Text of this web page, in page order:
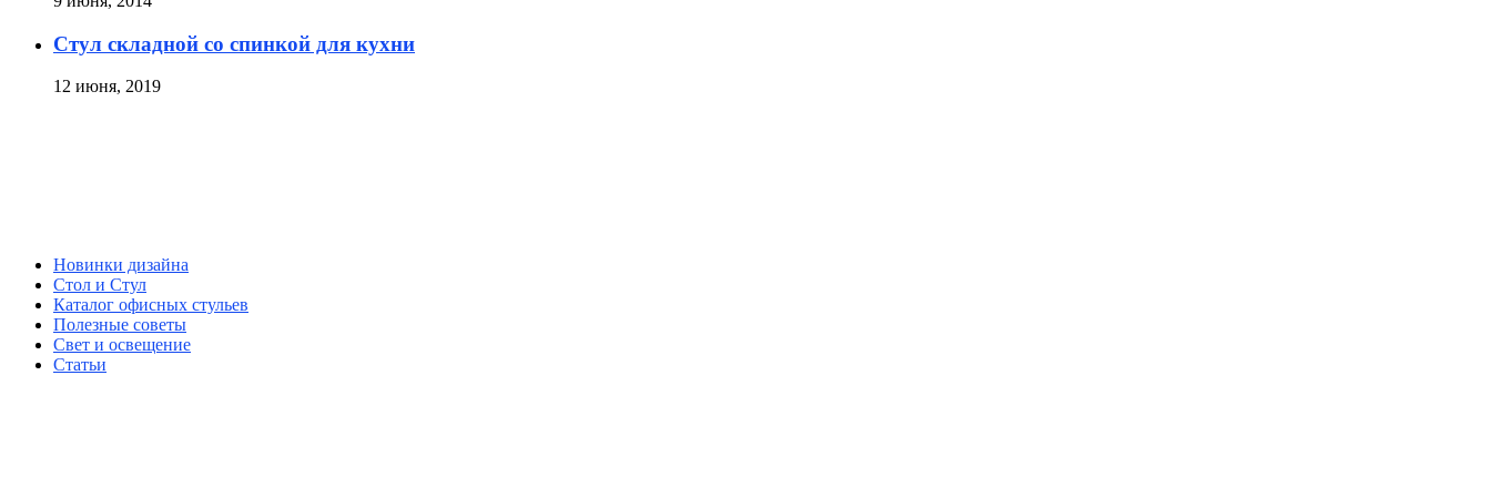
Стул складной со спинкой для кухни
12 июня, 2019
Новинки дизайна
Стол и Стул
Каталог офисных стульев
Полезные советы
Свет и освещение
Статьи